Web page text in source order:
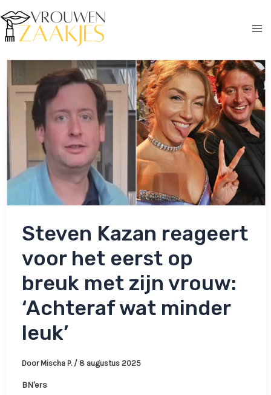
naar
de
Steven Kazan reageert
voor het eerst op
breuk met zijn vrouw:
‘Achteraf wat minder
leuk’
Door Mischa P. / 8 augustus 2025
BN'ers